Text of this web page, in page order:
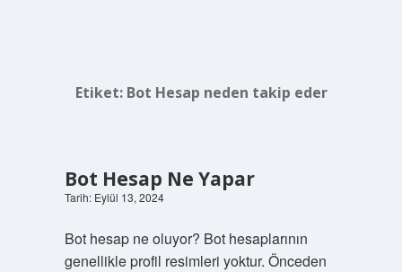
Etiket: Bot Hesap neden takip eder
Bot Hesap Ne Yapar
Tarih: Eylül 13, 2024
Bot hesap ne oluyor? Bot hesaplarının
genellikle profil resimleri yoktur. Önceden